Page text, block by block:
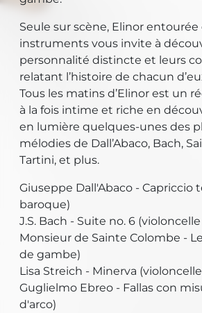
Seule sur scène, Elinor
instruments vous invite à
personnalité distincte et leurs
relatant l’histoire de chacun
Tous les matins d’Elinor est un
à la fois intime et riche en
en lumière quelques-unes des
mélodies de Dall’Abaco, Bach,
Tartini, et plus.
Giuseppe Dall'Abaco - Capriccio
baroque)
J.S. Bach - Suite no. 6
Monsieur de Sainte Colombe -
de gambe)
Lisa Streich - Minerva
Guglielmo Ebreo - Fallas con
d'arco)